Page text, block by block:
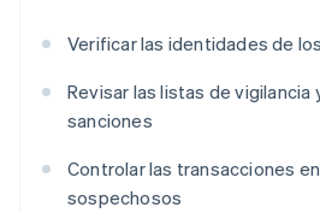
Verificar las identidades de
Revisar las listas de
sanciones
Controlar las transacciones
sospechosos